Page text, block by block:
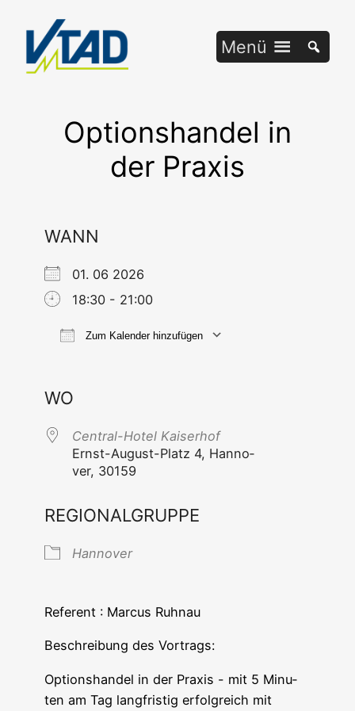
springen
Menü
Optionshandel in
der Praxis
WANN
01. 06 2026
18:30 - 21:00
Zum Kalender hinzufügen
WO
Cen­tral-Hotel Kaiserhof
Ernst-August-Platz 4, Han­no­
ver, 30159
REGIONALGRUPPE
Han­no­ver
Refe­rent : Mar­cus Ruhnau
Beschrei­bung des Vortrags:
Opti­ons­han­del in der Pra­xis - mit 5 Minu­
ten am Tag lang­fris­tig erfolg­reich mit